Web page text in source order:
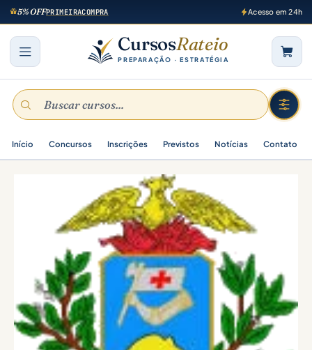
5% OFFPRIMEIRACOMPRA Acesso em 24h
CursosRateio
PREPARAÇÃO · ESTRATÉGIA
Início Concursos Inscrições Previstos Notícias Contato